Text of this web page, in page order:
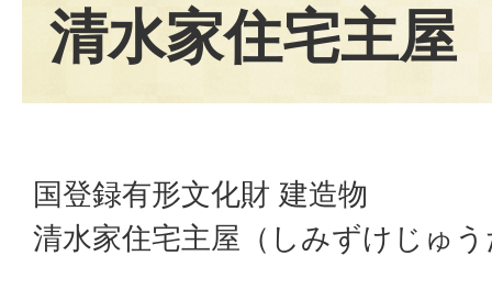
清水家住宅主屋
国登録有形文化財 建造物
清水家住宅主屋（しみずけじゅ